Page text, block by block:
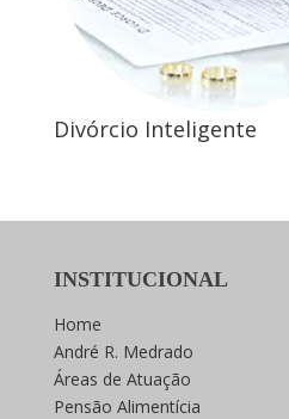
Divórcio Inteligente
INSTITUCIONAL
Home
André R. Medrado
Áreas de Atuação
Pensão Alimentícia